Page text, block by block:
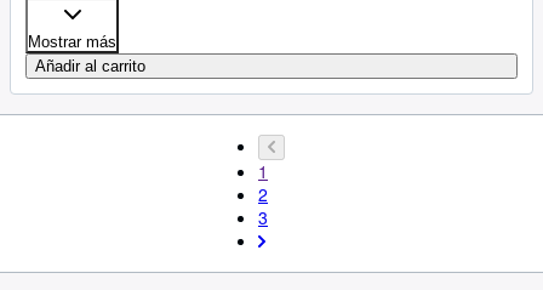
Mostrar más
Añadir al carrito
1
2
3